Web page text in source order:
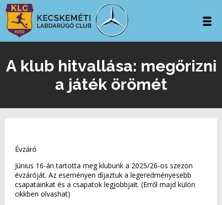
A klub hitvallása: megőrizni
a játék örömét
Évzáró
Június 16-án tartotta meg klubunk a 2025/26-os szezon
évzáróját. Az eseményen díjaztuk a legeredményesebb
csapatainkat és a csapatok legjobbjait. (Erről majd külön
cikkben olvashat)